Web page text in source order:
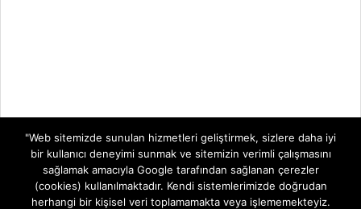
TELEVİZYON SİSTEMLERİ
TELEVİZYON
SİSTEMLERİ
ZTE ZXHN H1601-P Ebeveyn Denetimi ve
Zaman Kısıtlama Rehberi
"Web sitemizde sunulan hizmetleri geliştirmek, sizlere daha iyi
bir kullanıcı deneyimi sunmak ve sitemizin verimli çalışmasını
sağlamak amacıyla Google tarafından sağlanan çerezler
(cookies) kullanılmaktadır. Kendi sistemlerimizde doğrudan
herhangi bir kişisel veri toplamamakta veya işlememekteyiz.